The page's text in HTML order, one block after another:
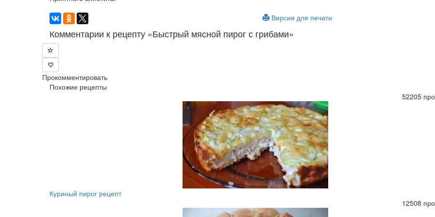
Версия для печати
Комментарии к рецепту «Быстрый мясной пирог с грибами»
Прокомментировать
Похожие рецепты
52205
Куриный пирог рецепт
12508